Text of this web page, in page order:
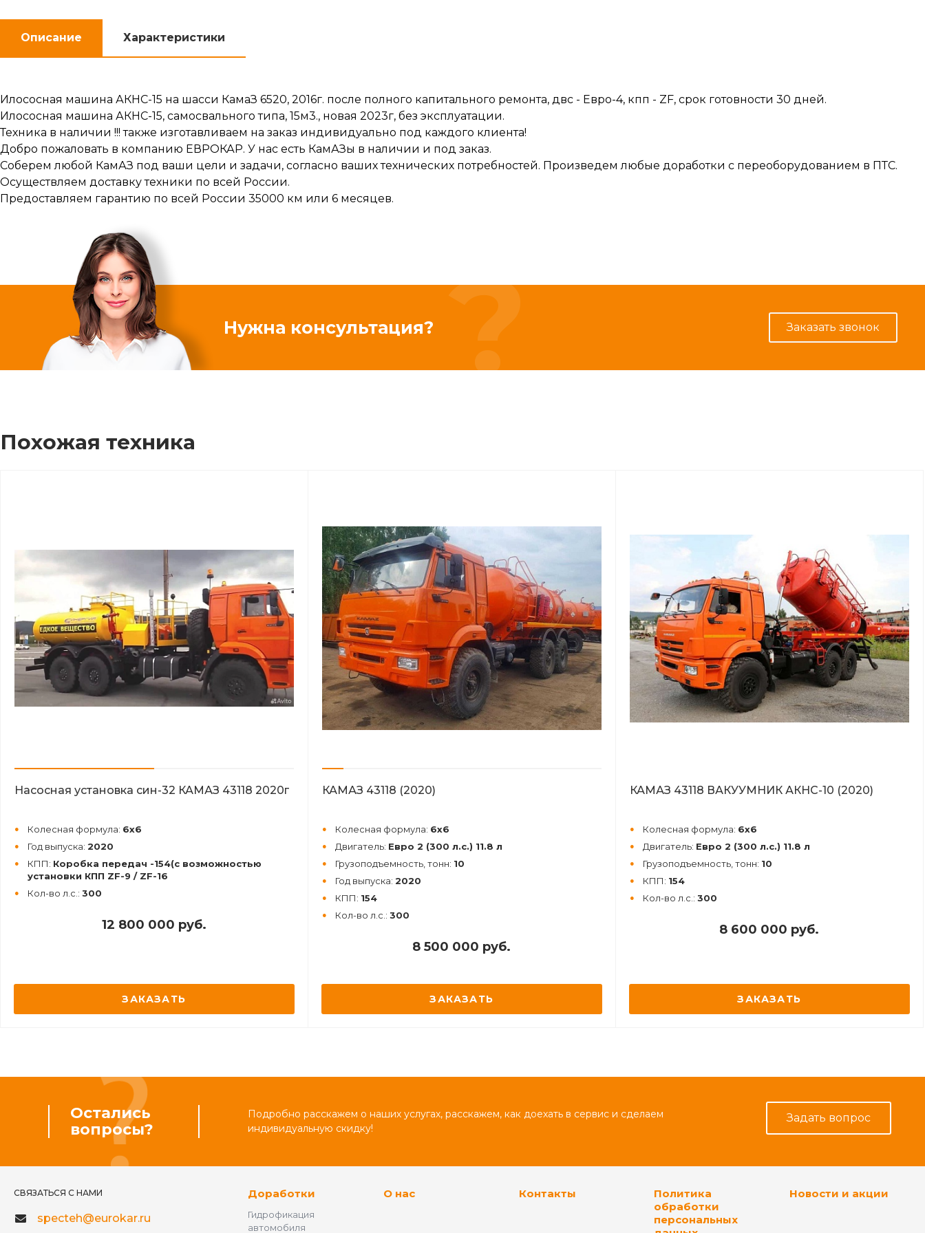
Описание Характеристики
Илососная машина АКНС-15 на шасси КамаЗ 6520, 2016г. после полного капитального ремонта, двс - Евро-4, кпп - ZF, срок готовности 30 дней.
Илососная машина АКНС-15, самосвального типа, 15м3., новая 2023г, без эксплуатации.
Техника в наличии !!! также изготавливаем на заказ индивидуально под каждого клиента!
Добро пожаловать в компанию ЕВРОКАР. У нас есть КамАЗы в наличии и под заказ.
Соберем любой КамАЗ под ваши цели и задачи, согласно ваших технических потребностей. Произведем любые доработки с переоборудованием в ПТС.
Осуществляем доставку техники по всей России.
Предоставляем гарантию по всей России 35000 км или 6 месяцев.
Нужна консультация? Заказать звонок
Похожая техника
Насосная установка син-32 КАМАЗ 43118 2020г
Колесная формула: 6х6
Год выпуска: 2020
КПП: Коробка передач -154(с возможностью
установки КПП ZF-9 / ZF-16
Кол-во л.с.: 300
12 800 000 руб.
ЗАКАЗАТЬ
КАМАЗ 43118 (2020)
Колесная формула: 6х6
Двигатель: Евро 2 (300 л.с.) 11.8 л
Грузоподъемность, тонн: 10
Год выпуска: 2020
КПП: 154
Кол-во л.с.: 300
8 500 000 руб.
ЗАКАЗАТЬ
КАМАЗ 43118 ВАКУУМНИК АКНС-10 (2020)
Колесная формула: 6х6
Двигатель: Евро 2 (300 л.с.) 11.8 л
Грузоподъемность, тонн: 10
КПП: 154
Кол-во л.с.: 300
8 600 000 руб.
ЗАКАЗАТЬ
Остались
вопросы?
Подробно расскажем о наших услугах, расскажем, как доехать в сервис и сделаем
индивидуальную скидку!
Задать вопрос
СВЯЗАТЬСЯ С НАМИ
specteh@eurokar.ru
Доработки
Гидрофикация
автомобиля
О нас Контакты
Политика
обработки
персональных
Новости и акции